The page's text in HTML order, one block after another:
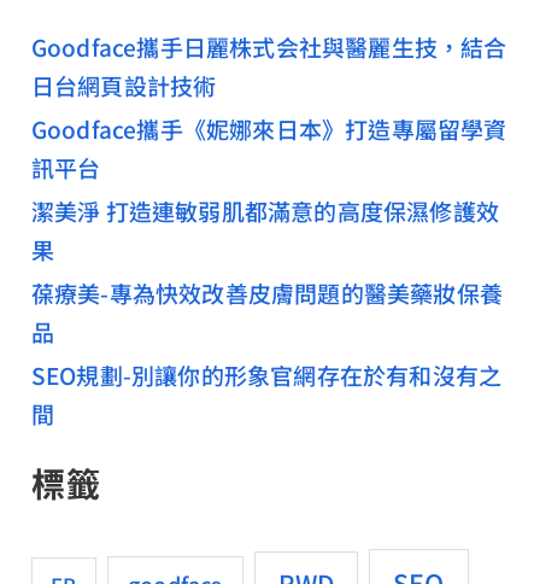
Goodface攜手日麗株式会社與醫麗生技，結合
日台網頁設計技術
Goodface攜手《妮娜來日本》打造專屬留學資
訊平台
潔美淨 打造連敏弱肌都滿意的高度保濕修護效
果
葆療美-專為快效改善皮膚問題的醫美藥妝保養
品
SEO規劃-別讓你的形象官網存在於有和沒有之
間
標籤